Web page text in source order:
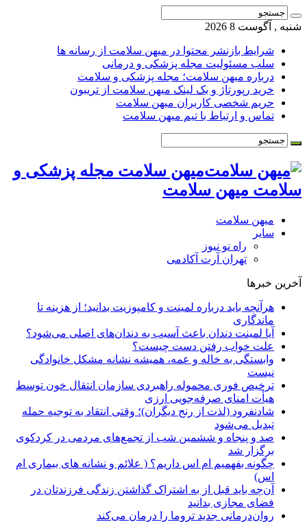
شنبه , آگوست 8 2026
شرایط بازنشر محتوا در میهن سلامت از رسانه ها
سلب مسئولیت مجله پزشکی و درمانی
درباره میهن سلامت؛ مجله پزشکی و سلامت
خرید رپورتاژ و بک لینک میهن سلامت از تریبون
حریم شخصی کاربران میهن سلامت
تماس و ارتباط با تیم میهن سلامت
میهن سلامت مجله پزشکی و
سلامت میهن سلامت
میهن سلامت
سایر
راه نو نیوز
تهران آرت آکادمی
آخرین خبرها
هرآنچه باید درباره لمینت و کامپوزیت بدانید؛ از هزینه تا
ماندگاری
آیا لمینت دندان باعث آسیب به دندان‌های اصلی می‌شود؟
علت خواب رفتن دست چیست؟
وابستگی به خاله و عمه، همیشه نشانه مشکل خانوادگی
نیست
ترخیص فوری محموله راهبردی سازمان انتقال خون توسط
هیأت امنای صرفه‌جویی ارزی
شادنفرود (لذت از رنج دیگران)؛ وقتی انتقاد به توجیه حمله
تبدیل می‌شود
صد و پنجاه‌ و ششمین شب از تجمع‌های مردمی در کردکوی
برگزار شد
چگونه بفهمیم ام اس داریم؟ ( علائم و نشانه های بیماری ام
اس)
آن‌چه باید قبل از به اشتراک گذاشتن زندگی فرزندتان در
فضای مجازی بدانید
روان‌درمانی جدید تروما را درمان می‌کند